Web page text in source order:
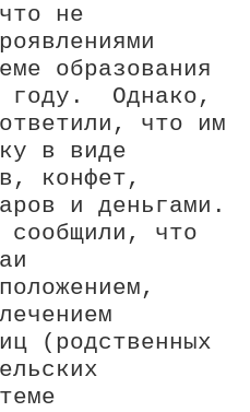
не
образования
году. Однако,
что им
в виде
конфет,
и деньгами.
сообщили, что
(родственных